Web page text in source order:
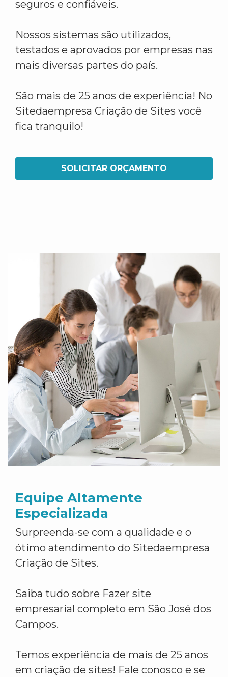
seguros e confiáveis.
Nossos sistemas são utilizados,
testados e aprovados por empresas nas
mais diversas partes do país.
São mais de 25 anos de experiência! No
Sitedaempresa Criação de Sites você
fica tranquilo!
SOLICITAR ORÇAMENTO
Equipe Altamente
Especializada
Surpreenda-se com a qualidade e o
ótimo atendimento do Sitedaempresa
Criação de Sites.
Saiba tudo sobre Fazer site
empresarial completo em São José dos
Campos.
Temos experiência de mais de 25 anos
em criação de sites! Fale conosco e se